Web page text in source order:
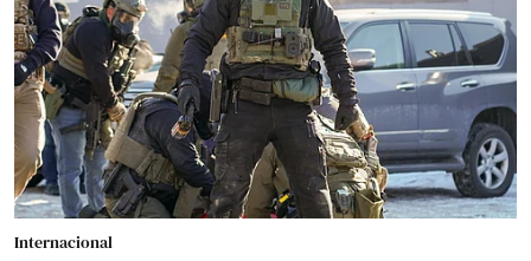
Internacional